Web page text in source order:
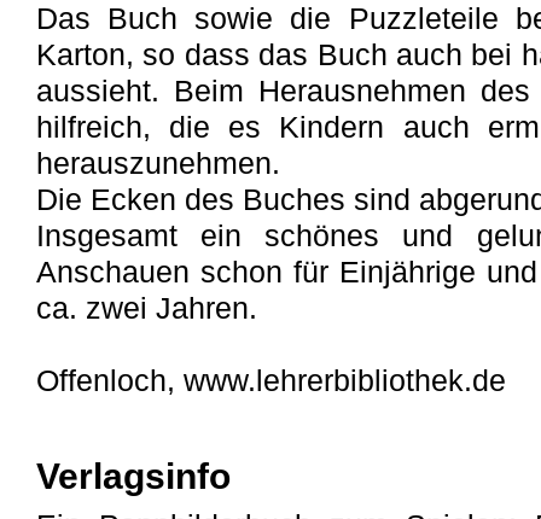
Das Buch sowie die Puzzleteile
Karton, so dass das Buch auch bei
aussieht. Beim Herausnehmen
hilfreich, die es Kindern auch
herauszunehmen.
Die Ecken des Buches sind
Insgesamt ein schönes und
Anschauen schon für Einjährige
ca. zwei Jahren.
Offenloch, www.lehrerbibliothek.de
Verlagsinfo